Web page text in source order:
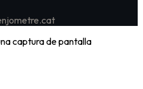
captura de pantalla